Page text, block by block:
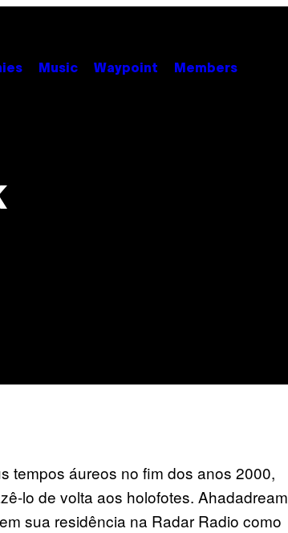
Music Waypoint Members
tempos áureos no fim dos anos 2000,
lo de volta aos holofotes. Ahadadream
sua residência na Radar Radio como